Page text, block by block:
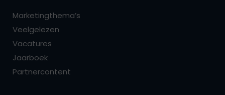
Marketingthema’s
Veelgelezen
Vacatures
Jaarboek
Partnercontent